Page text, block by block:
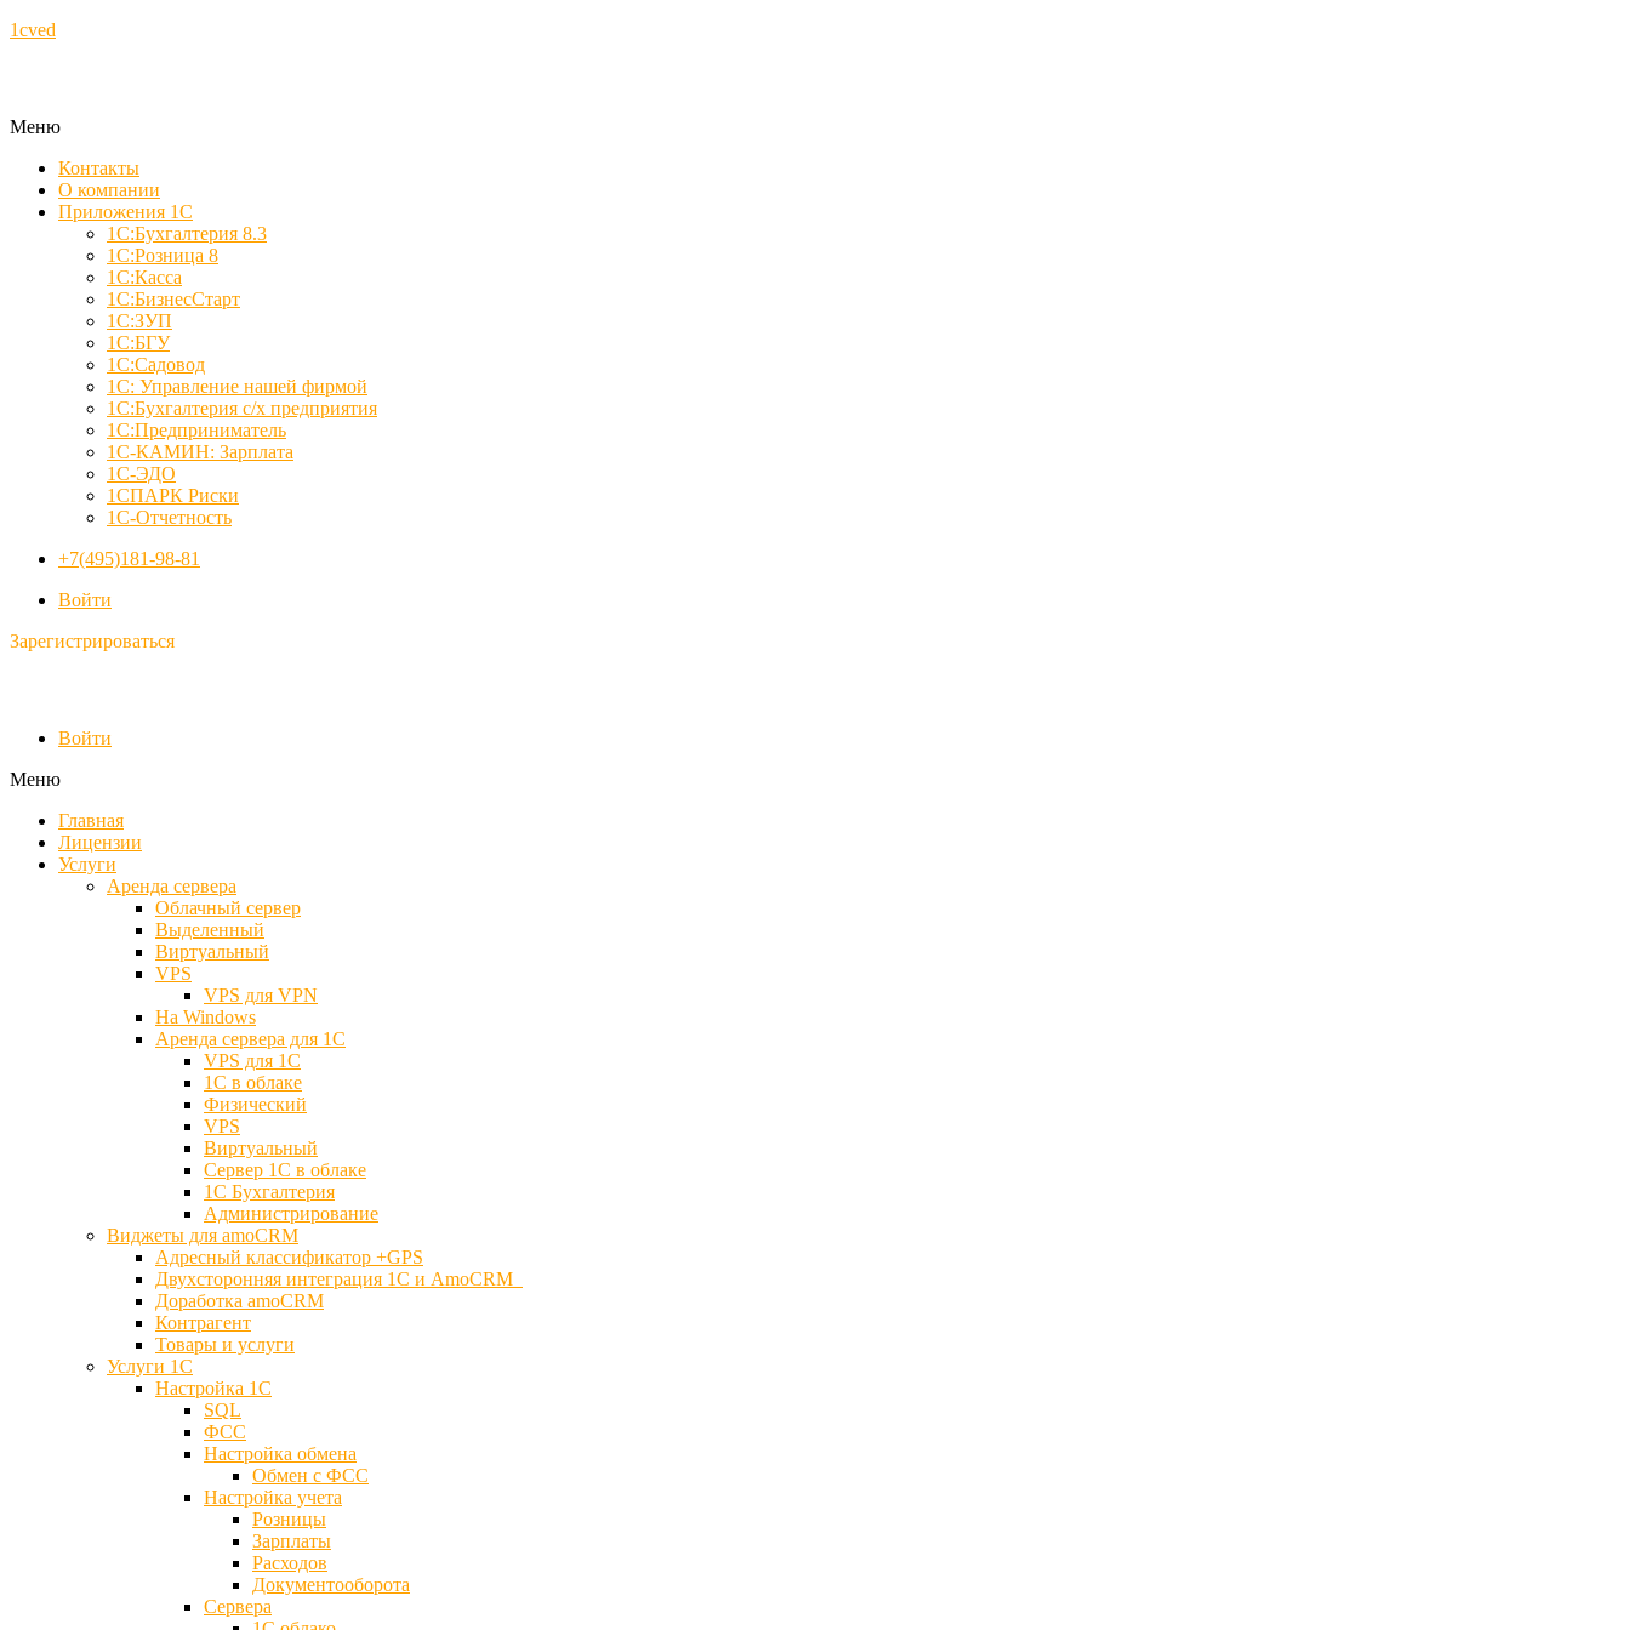
1cved
Меню
Контакты
О компании
Приложения 1С
1С:Бухгалтерия 8.3
1С:Розница 8
1С:Касса
1С:БизнесСтарт
1С:ЗУП
1С:БГУ
1С:Садовод
1С: Управление нашей фирмой
1С:Бухгалтерия с/х предприятия
1С:Предприниматель
1С-КАМИН: Зарплата
1С-ЭДО
1СПАРК Риски
1С-Отчетность
+7(495)181-98-81
Войти
Зарегистрироваться
Войти
Меню
Главная
Лицензии
Услуги
Аренда сервера
Облачный сервер
Выделенный
Виртуальный
VPS
VPS для VPN
На Windows
Аренда сервера для 1С
VPS для 1С
1С в облаке
Физический
VPS
Виртуальный
Сервер 1С в облаке
1С Бухгалтерия
Администрирование
Виджеты для amoCRM
Адресный классификатор +GPS
Двухсторонняя интеграция 1С и AmoCRM
Доработка amoCRM
Контрагент
Товары и услуги
Услуги 1С
Настройка 1С
SQL
ФСС
Настройка обмена
Обмен с ФСС
Настройка учета
Розницы
Зарплаты
Расходов
Документооборота
Сервера